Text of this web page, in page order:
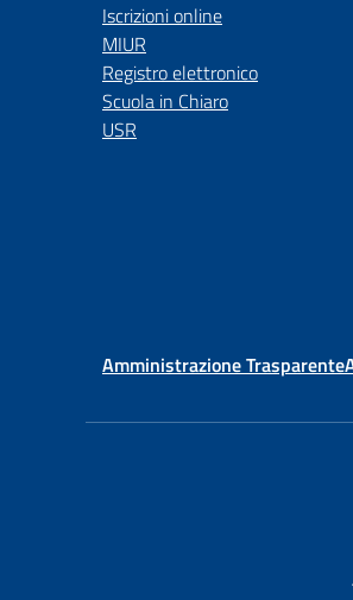
Iscrizioni online
MIUR
Registro elettronico
Scuola in Chiaro
USR
Amministrazione Trasparente